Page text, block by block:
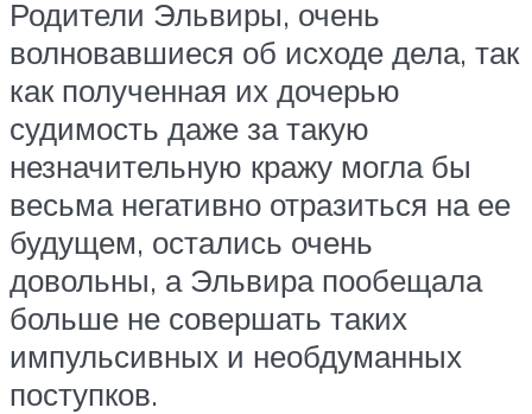
Родители Эльвиры, очень
волновавшиеся об исходе дела, так
как полученная их дочерью
судимость даже за такую
незначительную кражу могла бы
весьма негативно отразиться на ее
будущем, остались очень
довольны, а Эльвира пообещала
больше не совершать таких
импульсивных и необдуманных
поступков.